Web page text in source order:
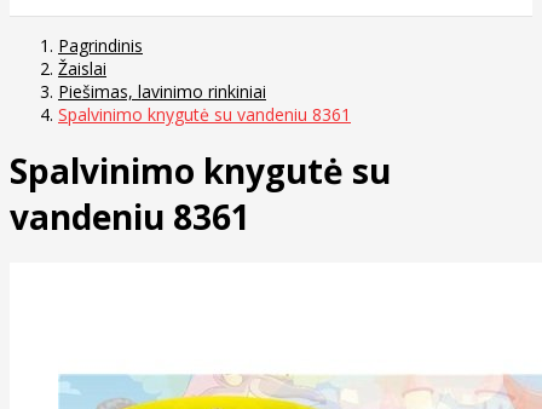
Pagrindinis
Žaislai
Piešimas, lavinimo rinkiniai
Spalvinimo knygutė su vandeniu 8361
Spalvinimo knygutė su
vandeniu 8361